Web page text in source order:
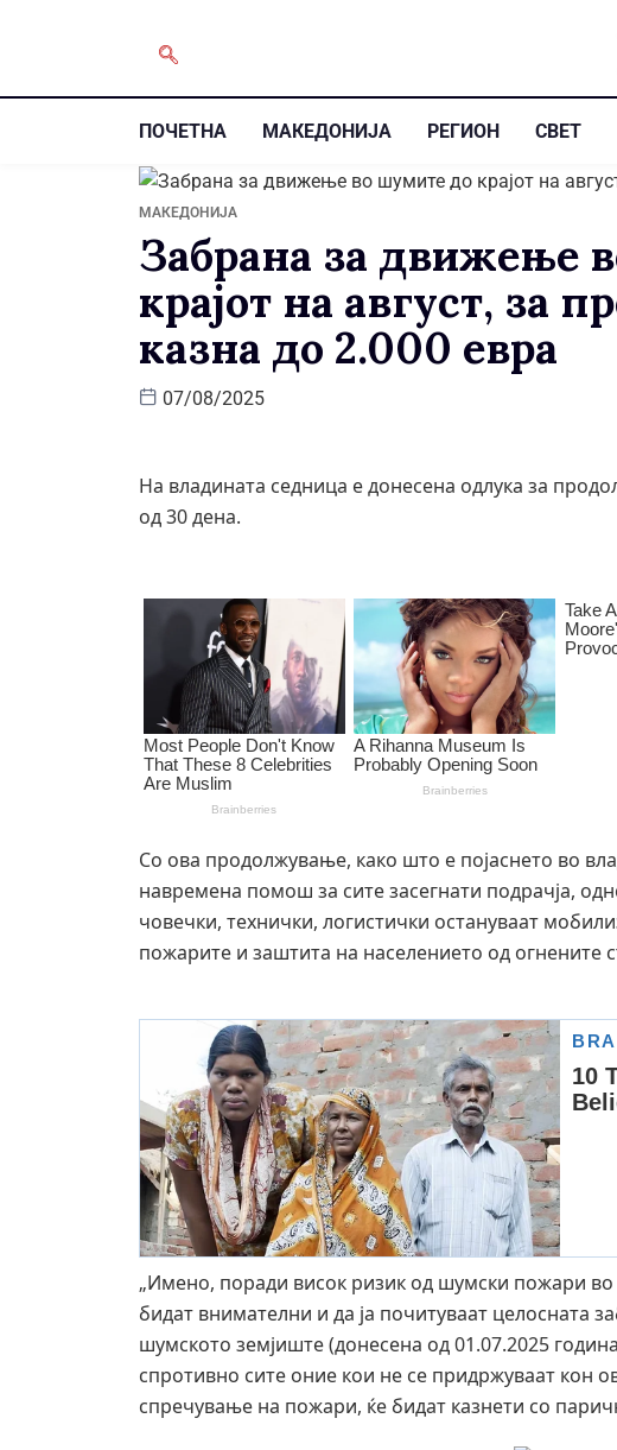
ПОЧЕТНА МАКЕДОНИЈА РЕГИОН СВЕТ
МАКЕДОНИЈА
Забрана за движење
крајот на август, за
казна до 2.000 евра
07/08/2025
На владината седница е донесена одлука за
од 30 дена.
Со ова продолжување, како што е појаснето во
навремена помош за сите засегнати подрачја,
човечки, технички, логистички остануваат
пожарите и заштита на населението од огнените
„Имено, поради висок ризик од шумски пожари
бидат внимателни и да ја почитуваат целосната
шумското земјиште (донесена од 01.07.2025
спротивно сите оние кои не се придржуваат кон
спречување на пожари, ќе бидат казнети со